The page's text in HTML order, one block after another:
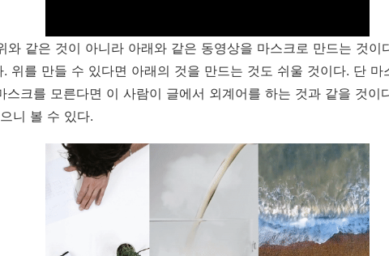
와 같은 것이 아니라 아래와 같은 동영상을 마스크로 만드는 것이
위를 만들 수 있다면 아래의 것을 만드는 것도 쉬울 것이다. 단 마
스크를 모른다면 이 사람이 글에서 외계어를 하는 것과 같을 것이
니 볼 수 있다.